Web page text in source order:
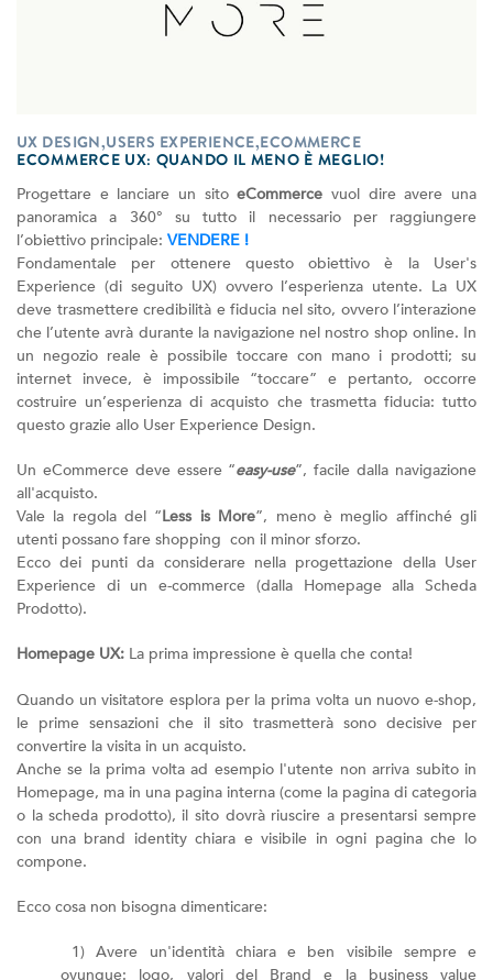
UX DESIGN,USERS EXPERIENCE,ECOMMERCE
ECOMMERCE UX: QUANDO IL MENO È MEGLIO!
Progettare e lanciare un sitoeCommerce vuol dire avere una
panoramica a 360° su tutto il necessario per raggiungere
l’obiettivo principale: VENDERE !
Fondamentale per ottenere questo obiettivo è la User's
Experience (di seguito UX) ovvero l’esperienza utente. La UX
deve trasmettere credibilità e fiducia nel sito, ovvero l’interazione
che l’utente avrà durante la navigazione nel nostro shop online. In
un negozio reale è possibile toccare con mano i prodotti; su
internet invece, è impossibile “toccare” e pertanto, occorre
costruire un’esperienza di acquisto che trasmetta fiducia: tutto
questo grazie allo User Experience Design.
Un eCommerce deve essere “easy-use”, facile dalla navigazione
all'acquisto.
Vale la regola del “Less is More”, meno è meglio affinché gli
utenti possano fare shopping con il minor sforzo.
Ecco dei punti da considerare nella progettazione della User
Experience di un e-commerce (dalla Homepage alla Scheda
Prodotto).
Homepage UX: La prima impressione è quella che conta!
Quando un visitatore esplora per la prima volta un nuovo e-shop,
le prime sensazioni che il sito trasmetterà sono decisive per
convertire la visita in un acquisto.
Anche se la prima volta ad esempio l'utente non arriva subito in
Homepage, ma in una pagina interna (come la pagina di categoria
o la scheda prodotto), il sito dovrà riuscire a presentarsi sempre
con una brand identity chiara e visibile in ogni pagina che lo
compone.
Ecco cosa non bisogna dimenticare:
1) Avere un'identità chiara e ben visibile sempre e
ovunque: logo, valori del Brand e la business value